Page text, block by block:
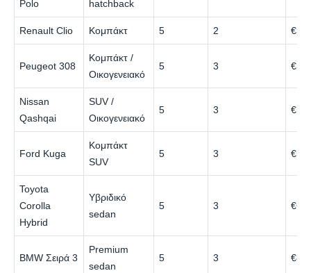
Polo
hatchback
Renault Clio Κομπάκτ 5 2 €32
Peugeot 308
Κομπάκτ /
Οικογενειακό
5 3 €38
Nissan
Qashqai
SUV /
Οικογενειακό
5 3 €50
Ford Kuga
Κομπάκτ
SUV
5 3 €55
Toyota
Corolla
Hybrid
Υβριδικό
sedan
5 3 €60
BMW Σειρά 3
Premium
sedan
5 3 €85